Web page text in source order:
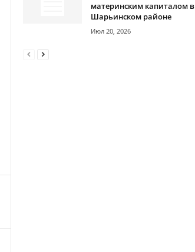
материнским капиталом в
Шарьинском районе
Июл 20, 2026